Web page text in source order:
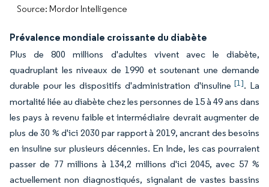
Source: Mordor Intelligence
Prévalence mondiale croissante du diabète
Plus de 800 millions d'adultes vivent avec le diabète,
quadruplant les niveaux de 1990 et soutenant une demande
durable pour les dispositifs d'administration d'insuline[1]. La
mortalité liée au diabète chez les personnes de 15 à 49 ans dans
les pays à revenu faible et intermédiaire devrait augmenter de
plus de 30 % d'ici 2030 par rapport à 2019, ancrant des besoins
en insuline sur plusieurs décennies. En Inde, les cas pourraient
passer de 77 millions à 134,2 millions d'ici 2045, avec 57 %
actuellement non diagnostiqués, signalant de vastes bassins